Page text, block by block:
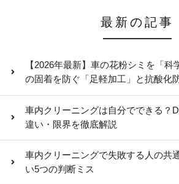
最新の記事
【2026年最新】車の花粉シミを「科
の固着を防ぐ「足軽加工」と抗酸化
車内クリーニングは自分でできる？
違い・限界を徹底解説
車内クリーニングで失敗する人の共
い5つの判断ミス